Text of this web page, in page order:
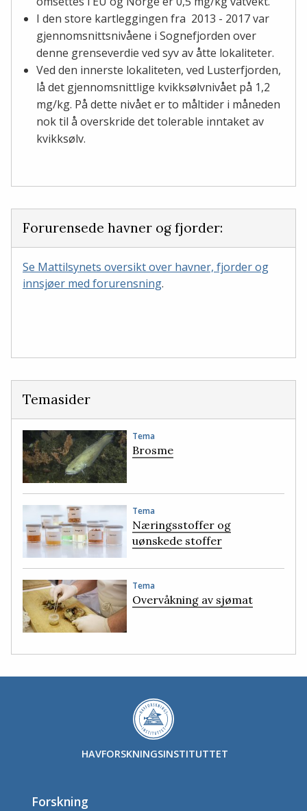
I den store kartleggingen fra 2013 - 2017 var
gjennomsnittsnivåene i Sognefjorden over
denne grenseverdie ved syv av åtte lokaliteter.
Ved den innerste lokaliteten, ved Lusterfjorden,
lå det gjennomsnittlige kvikksølvnivået på 1,2
mg/kg. På dette nivået er to måltider i måneden
nok til å overskride det tolerable inntaket av
kvikksølv.
Forurensede havner og fjorder:
Se Mattilsynets oversikt over havner, fjorder og
innsjøer med forurensning.
Temasider
Tema
Brosme
Tema
Næringsstoffer og
uønskede stoffer
Tema
Overvåkning av sjømat
HAVFORSKNINGSINSTITUTTET
Forskning